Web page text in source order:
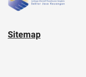
Sitemap